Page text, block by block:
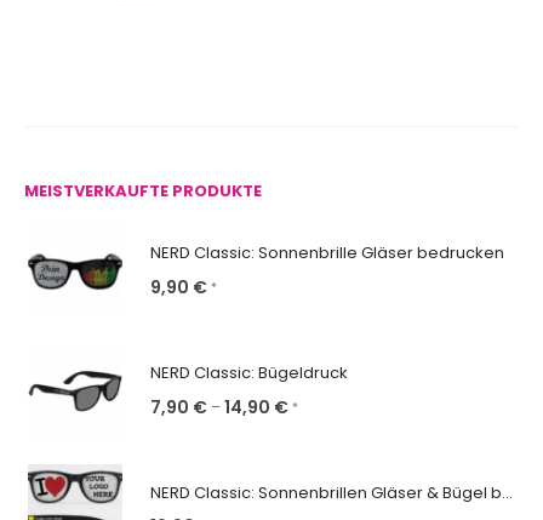
MEISTVERKAUFTE PRODUKTE
NERD Classic: Sonnenbrille Gläser bedrucken
9,90 € *
NERD Classic: Bügeldruck
7,90 € –14,90 € *
NERD Classic: Sonnenbrillen Gläser & Bügel bedrucken